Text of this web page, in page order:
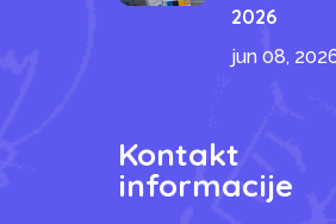
2026
jun 08,
Kontakt
informacije